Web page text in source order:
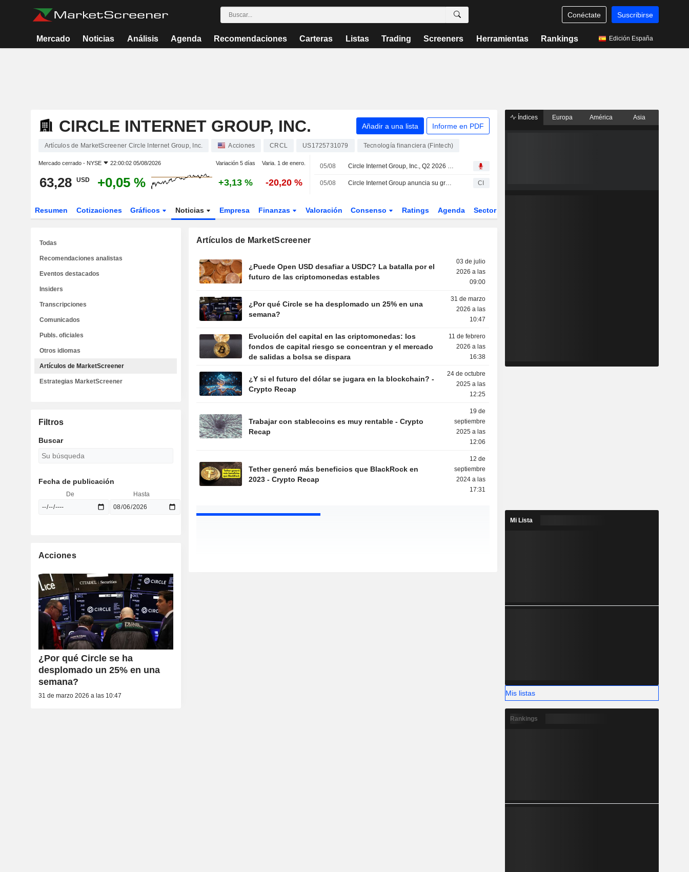
Conéctate Suscribirse
Mercado Noticias Análisis Agenda Recomendaciones Carteras Listas Trading Screeners Herramientas Rankings Edición España
CIRCLE INTERNET GROUP, INC. Añadir a una lista Informe en PDF
Artículos de MarketScreener Circle Internet Group, Inc. Acciones CRCL US1725731079 Tecnología financiera (Fintech)
Mercado cerrado - NYSE 22:00:02 05/08/2026 Variación 5 días Varia. 1 de enero.
63,28 USD +0,05 % +3,13 % -20,20 %
05/08 Circle Internet Group, Inc., Q2 2026 Earnings Call, Aug 05, 2026
05/08 Circle Internet Group anuncia su grupo de validadores fundadores e integraciones clave para Arc antes del lanzamiento de su red principal CI
Resumen Cotizaciones Gráficos Noticias Empresa Finanzas Valoración Consenso Ratings Agenda Sector
Artículos de MarketScreener
¿Puede Open USD desafiar a USDC? La batalla por el
futuro de las criptomonedas estables
03 de julio
2026 a las
09:00
¿Por qué Circle se ha desplomado un 25% en una
semana?
31 de marzo
2026 a las
10:47
Evolución del capital en las criptomonedas: los
fondos de capital riesgo se concentran y el mercado
de salidas a bolsa se dispara
11 de febrero
2026 a las
16:38
¿Y si el futuro del dólar se jugara en la blockchain? -
Crypto Recap
24 de octubre
2025 a las
12:25
Trabajar con stablecoins es muy rentable - Crypto
Recap
19 de
septiembre
2025 a las
12:06
Tether generó más beneficios que BlackRock en
2023 - Crypto Recap
12 de
septiembre
2024 a las
17:31
Todas
Recomendaciones analistas
Eventos destacados
Insiders
Transcripciones
Comunicados
Publs. oficiales
Otros idiomas
Artículos de MarketScreener
Estrategias MarketScreener
Filtros
Buscar
Fecha de publicación
De Hasta
Acciones
¿Por qué Circle se ha
desplomado un 25% en una
semana?
31 de marzo 2026 a las 10:47
Índices Europa América Asia
Mi Lista
Mis listas
Rankings